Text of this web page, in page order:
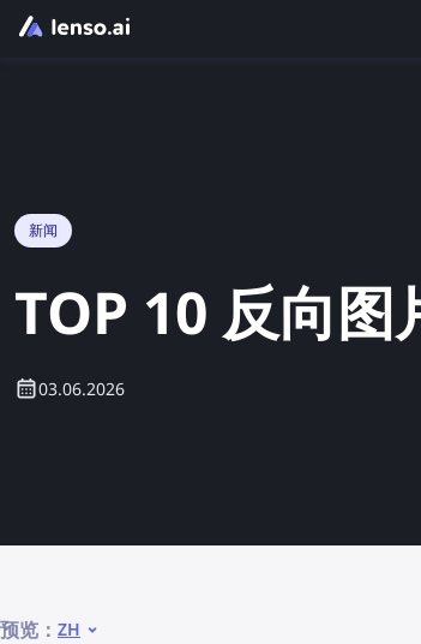
新闻
TOP 10 反向
03.06.2026
预览： ZH